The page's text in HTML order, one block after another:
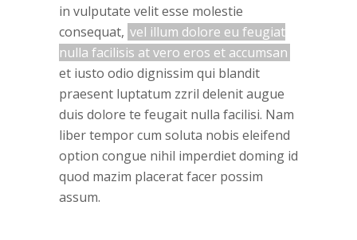
in vulputate velit esse molestie
consequat, vel illum dolore eu feugiat
nulla facilisis at vero eros et accumsan
et iusto odio dignissim qui blandit
praesent luptatum zzril delenit augue
duis dolore te feugait nulla facilisi. Nam
liber tempor cum soluta nobis eleifend
option congue nihil imperdiet doming id
quod mazim placerat facer possim
assum.